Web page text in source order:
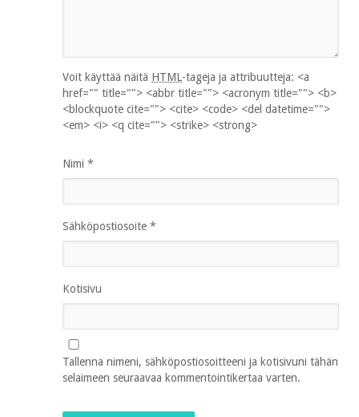
Voit käyttää näitä HTML-tageja ja attribuutteja: <a
href="" title=""> <abbr title=""> <acronym title=""> <b>
<blockquote cite=""> <cite> <code> <del datetime="">
<em> <i> <q cite=""> <strike> <strong>
Nimi *
Sähköpostiosoite *
Kotisivu
Tallenna nimeni, sähköpostiosoitteeni ja kotisivuni tähän
selaimeen seuraavaa kommentointikertaa varten.